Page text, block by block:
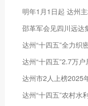
明年1月1日起 达州
邵革军会见四川远达
达州“十四五”全力织
达州“十四五”2.7万
达州市2人上榜2025
达州“十四五”农村水